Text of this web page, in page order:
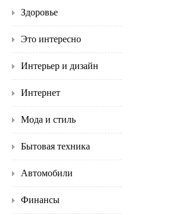
Здоровье
Это интересно
Интерьер и дизайн
Интернет
Мода и стиль
Бытовая техника
Автомобили
Финансы